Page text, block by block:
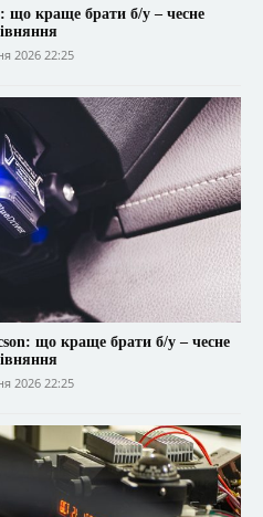
що краще брати б/у – чесне
2026 22:25
що краще брати б/у – чесне
2026 22:25